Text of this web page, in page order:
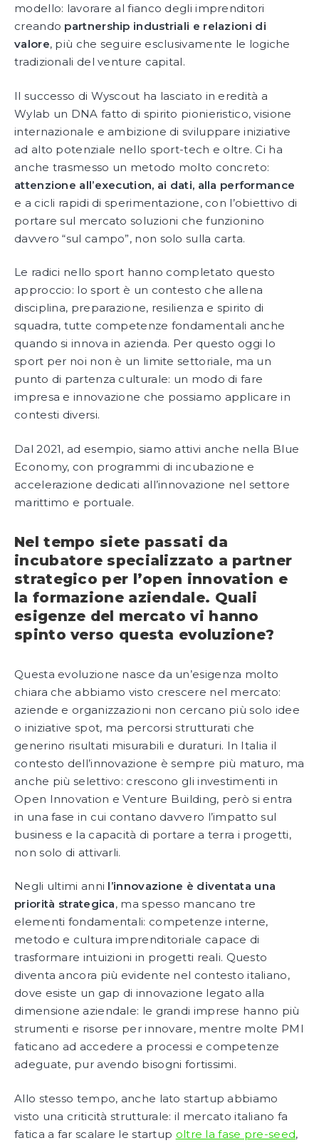
modello: lavorare al fianco degli imprenditori
creando partnership industriali e relazioni di
valore, più che seguire esclusivamente le logiche
tradizionali del venture capital.
Il successo di Wyscout ha lasciato in eredità a
Wylab un DNA fatto di spirito pionieristico, visione
internazionale e ambizione di sviluppare iniziative
ad alto potenziale nello sport-tech e oltre. Ci ha
anche trasmesso un metodo molto concreto:
attenzione all’execution, ai dati, alla performance
e a cicli rapidi di sperimentazione, con l’obiettivo di
portare sul mercato soluzioni che funzionino
davvero “sul campo”, non solo sulla carta.
Le radici nello sport hanno completato questo
approccio: lo sport è un contesto che allena
disciplina, preparazione, resilienza e spirito di
squadra, tutte competenze fondamentali anche
quando si innova in azienda. Per questo oggi lo
sport per noi non è un limite settoriale, ma un
punto di partenza culturale: un modo di fare
impresa e innovazione che possiamo applicare in
contesti diversi.
Dal 2021, ad esempio, siamo attivi anche nella Blue
Economy, con programmi di incubazione e
accelerazione dedicati all’innovazione nel settore
marittimo e portuale.
Nel tempo siete passati da
incubatore specializzato a partner
strategico per l’open innovation e
la formazione aziendale. Quali
esigenze del mercato vi hanno
spinto verso questa evoluzione?
Questa evoluzione nasce da un’esigenza molto
chiara che abbiamo visto crescere nel mercato:
aziende e organizzazioni non cercano più solo idee
o iniziative spot, ma percorsi strutturati che
generino risultati misurabili e duraturi. In Italia il
contesto dell’innovazione è sempre più maturo, ma
anche più selettivo: crescono gli investimenti in
Open Innovation e Venture Building, però si entra
in una fase in cui contano davvero l’impatto sul
business e la capacità di portare a terra i progetti,
non solo di attivarli.
Negli ultimi anni l’innovazione è diventata una
priorità strategica, ma spesso mancano tre
elementi fondamentali: competenze interne,
metodo e cultura imprenditoriale capace di
trasformare intuizioni in progetti reali. Questo
diventa ancora più evidente nel contesto italiano,
dove esiste un gap di innovazione legato alla
dimensione aziendale: le grandi imprese hanno più
strumenti e risorse per innovare, mentre molte PMI
faticano ad accedere a processi e competenze
adeguate, pur avendo bisogni fortissimi.
Allo stesso tempo, anche lato startup abbiamo
visto una criticità strutturale: il mercato italiano fa
fatica a far scalare le startup oltre la fase pre-seed,